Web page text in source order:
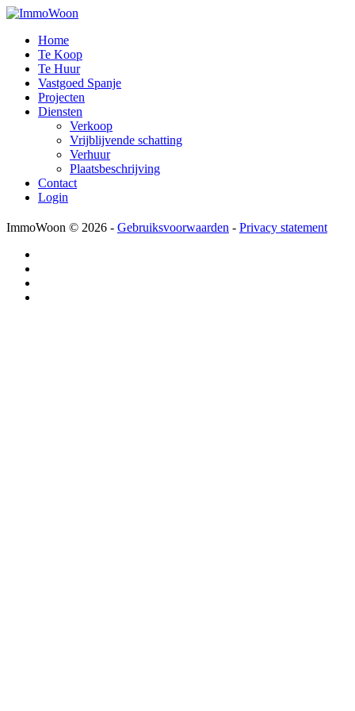
Home
Te Koop
Te Huur
Vastgoed Spanje
Projecten
Diensten
Verkoop
Vrijblijvende schatting
Verhuur
Plaatsbeschrijving
Contact
Login
ImmoWoon © 2026 - Gebruiksvoorwaarden - Privacy statement